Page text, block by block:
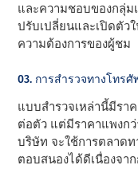
และความชอบของกลุ่
ปรับเปลี่ยนและเปิดตัว
ความต้องการของผู้ชม
03. การสํารวจทางโทรศั
แบบสํารวจเหล่านี้มีรา
ต่อตัว แต่มีราคาแพงก
บริษัท จะใช้การตลาด
ตอบสนองได้ดีเนื่องจา